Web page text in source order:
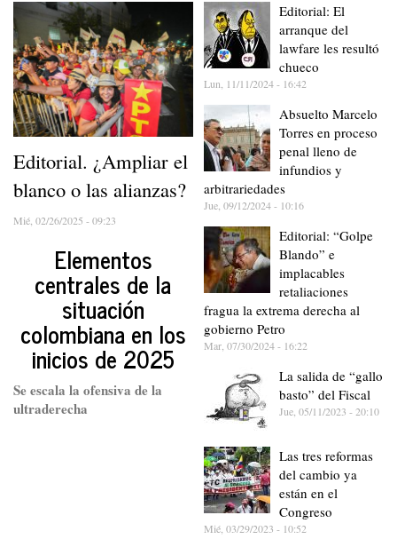
Editorial. ¿Ampliar el
blanco o las alianzas?
Mié, 02/26/2025 - 09:23
Elementos
centrales de la
situación
colombiana en los
inicios de 2025
Se escala la ofensiva de la
ultraderecha
Editorial: El
arranque del
lawfare les resultó
chueco
Lun, 11/11/2024 - 16:42
Absuelto Marcelo
Torres en proceso
penal lleno de
infundios y
arbitrariedades
Jue, 09/12/2024 - 10:16
Editorial: “Golpe
Blando” e
implacables
retaliaciones
fragua la extrema derecha al
gobierno Petro
Mar, 07/30/2024 - 16:22
La salida de “gallo
basto” del Fiscal
Jue, 05/11/2023 - 20:10
Las tres reformas
del cambio ya
están en el
Congreso
Mié, 03/29/2023 - 10:52